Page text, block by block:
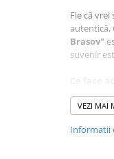
Fie că
autentică,
Brasov"
suvenir
este
VEZI MAI
Informatii